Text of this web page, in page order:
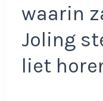
waarin
Joling
liet